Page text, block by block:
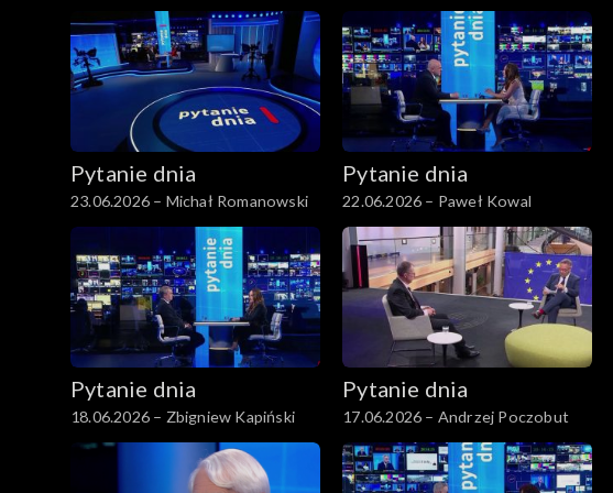
Motyka
Pytanie dnia
23.06.2026 – Michał Romanowski
Pytanie dnia
22.06.2026 – Paweł Kowal
Pytanie dnia
18.06.2026 – Zbigniew Kapiński
Pytanie dnia
17.06.2026 – Andrzej Poczobut